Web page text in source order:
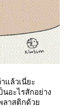
แล้วเนี่ยะ
อะไรสักอย่าง
ลาสติกด้ว